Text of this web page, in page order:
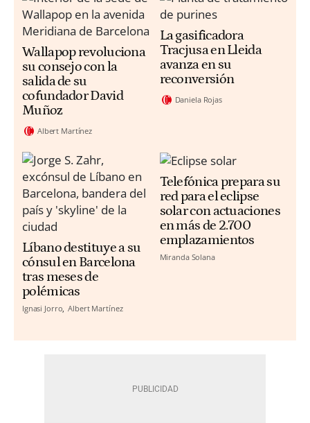
Wallapop revoluciona
su consejo con la
salida de su
cofundador David
Muñoz
Albert Martínez
La gasificadora
Tracjusa en Lleida
avanza en su
reconversión
Daniela Rojas
Líbano destituye a su
cónsul en Barcelona
tras meses de
polémicas
Ignasi Jorro Albert Martínez
Telefónica prepara su
red para el eclipse
solar con actuaciones
en más de 2.700
emplazamientos
Miranda Solana